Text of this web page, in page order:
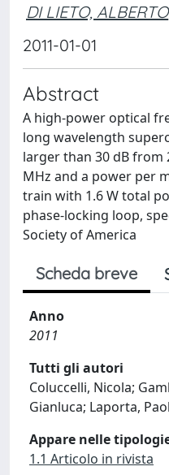
DI LIETO, ALBERTO
2011-01-01
Abstract
A high-power optical
long wavelength
larger than 30 dB from
MHz and a power per
train with 1.6 W total
phase-locking loop,
Society of America
Scheda breve
Anno
2011
Tutti gli autori
Coluccelli, Nicola;
Gianluca; Laporta,
Appare nelle
1.1 Articolo in rivista